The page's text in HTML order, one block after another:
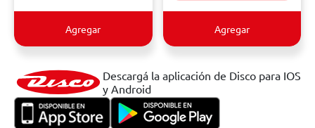
Agregar Agregar
Descargá la aplicación de Disco para IOS
y Android